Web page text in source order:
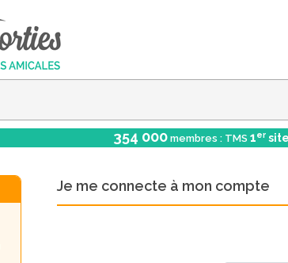
354 000 membres : TMS 1er
Je me connecte à mon compte